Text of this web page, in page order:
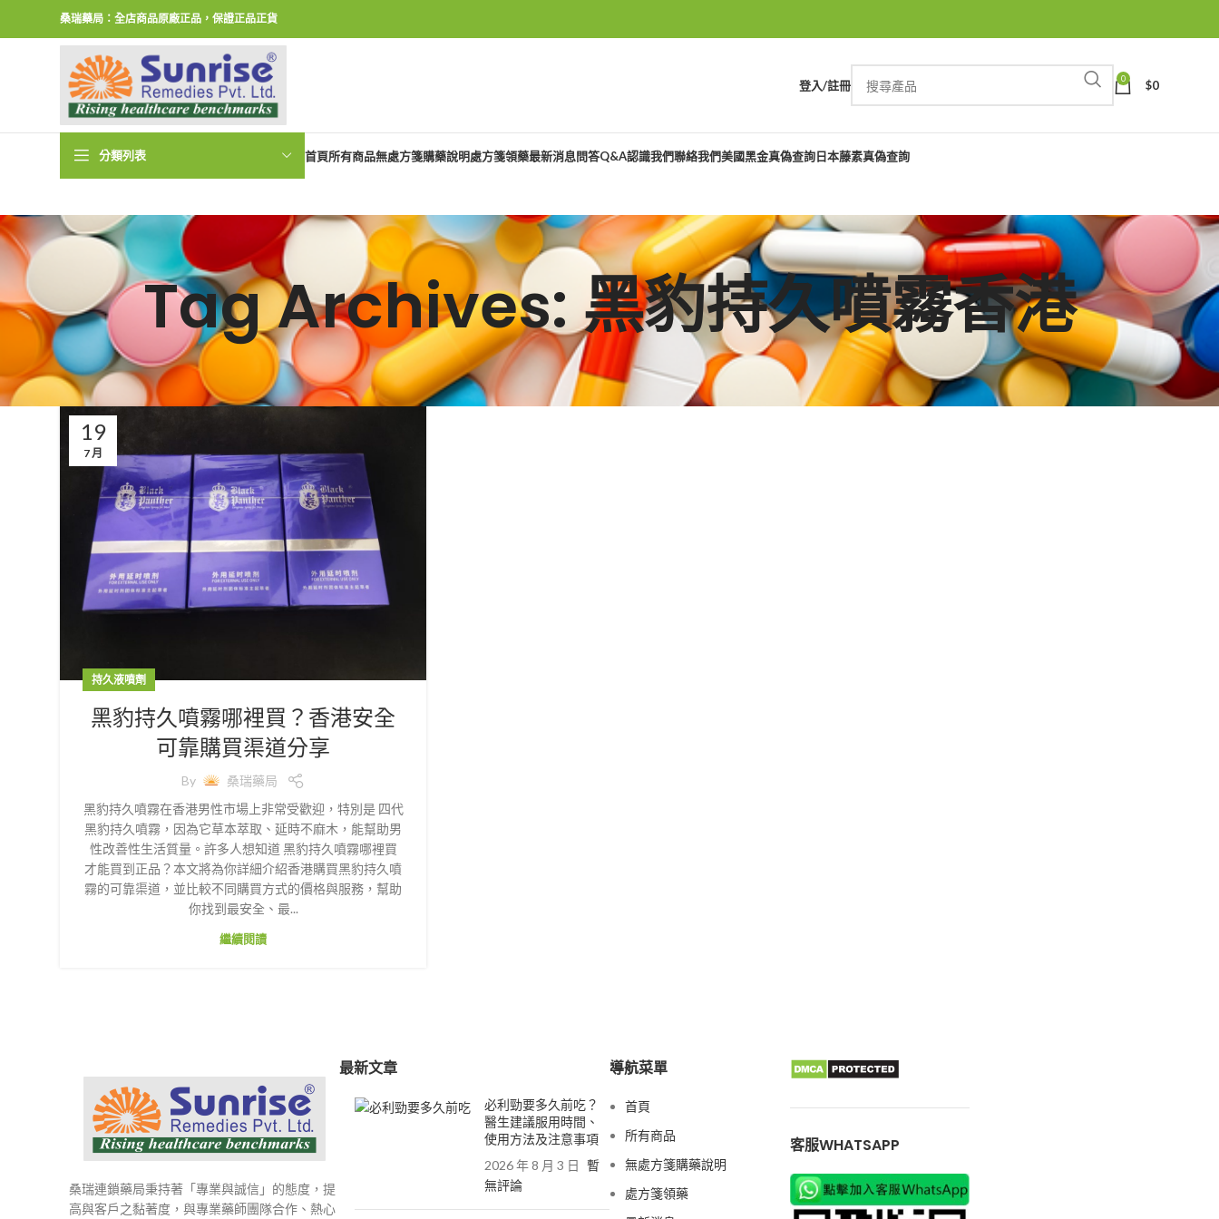
桑瑞藥局：全店商品原廠正品，保證正品正貨
登入/註冊 0 $0
分類列表 首頁所有商品無處方箋購藥說明處方箋領藥最新消息問答Q&A認識我們聯絡我們美國黑金真偽查詢日本藤素真偽查詢
Tag Archives: 黑豹持久噴霧香港
19
7 月
持久液噴劑
黑豹持久噴霧哪裡買？香港安全
可靠購買渠道分享
By
桑瑞藥局
黑豹持久噴霧在香港男性市場上非常受歡迎，特別是 四代
黑豹持久噴霧，因為它草本萃取、延時不麻木，能幫助男
性改善性生活質量。許多人想知道 黑豹持久噴霧哪裡買
才能買到正品？本文將為你詳細介紹香港購買黑豹持久噴
霧的可靠渠道，並比較不同購買方式的價格與服務，幫助
你找到最安全、最...
繼續閱讀
桑瑞連鎖藥局秉持著「專業與誠信」的態度，提
高與客戶之黏著度，與專業藥師團隊合作、熱心
最新文章
必利勁要多久前吃？
醫生建議服用時間、
使用方法及注意事項
2026 年 8 月 3 日 暫
無評論
導航菜單
首頁
所有商品
無處方箋購藥說明
處方箋領藥
客服WHATSAPP